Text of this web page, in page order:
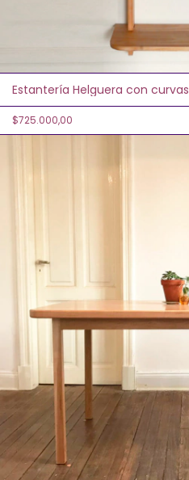
Estantería Helguera con curvas
$725.000,00